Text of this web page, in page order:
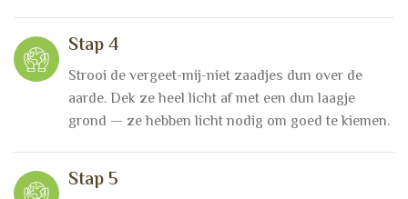
Stap 4
Strooi de vergeet-mij-niet zaadjes dun over de
aarde. Dek ze heel licht af met een dun laagje
grond — ze hebben licht nodig om goed te kiemen.
Stap 5